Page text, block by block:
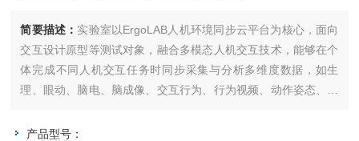
简要描述： 实验室以ErgoLAB人机环境同步云平台为核心，面向
交互设计原型等测试对象，融合多模态人机交互技术，能够在个
体完成不同人机交互任务时同步采集与分析多维度数据，如生
理、眼动、脑电、脑成像、交互行为、行为视频、动作姿态、物
对WEB产品设计优化和方案迭代提供客观量化的数据支撑。
产品型号：